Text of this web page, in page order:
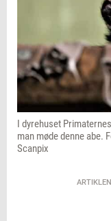
I dyrehuset
man møde denne abe.
Scanpix